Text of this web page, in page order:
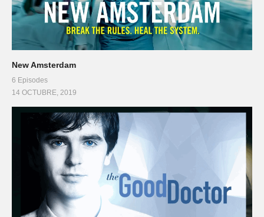
New Amsterdam
6 Episodes
14 OCTUBRE, 2019